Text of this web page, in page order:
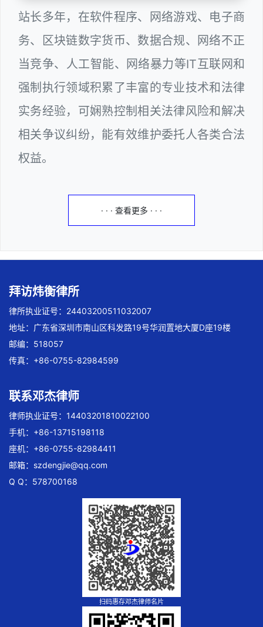
站长多年，在软件程序、网络游戏、电子商
务、区块链数字货币、数据合规、网络不正
当竞争、人工智能、网络暴力等IT互联网和
强制执行领域积累了丰富的专业技术和法律
实务经验，可娴熟控制相关法律风险和解决
相关争议纠纷，能有效维护委托人各类合法
权益。
· · · 查看更多 · · ·
拜访炜衡律所
律所执业证号：24403200511032007
地址：广东省深圳市南山区科发路19号华润置地大厦D座19楼
邮编：518057
传真：+86-0755-82984599
联系邓杰律师
律师执业证号：14403201810022100
手机：+86-13715198118
座机：+86-0755-82984411
邮箱： szdengjie@qq.com
Q Q：578700168
扫码惠存邓杰律师名片